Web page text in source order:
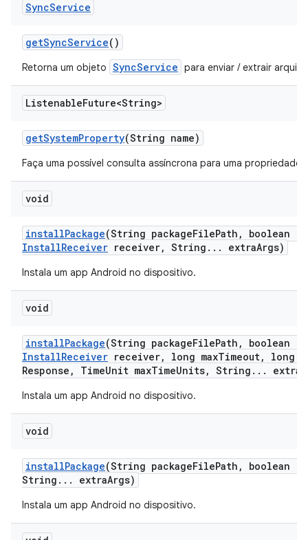
SyncService
getSyncService()
Retorna um objeto SyncService para enviar / extrair
ListenableFuture<String>
getSystemProperty(String name)
Faça uma possível consulta assíncrona para uma propriedade
void
installPackage(String packageFilePath ,
boolean
InstallReceiver receiver, String . . . extraArgs)
Instala um app Android no dispositivo.
void
installPackage(String packageFilePath ,
boolean
InstallReceiver receiver, long maxTimeout,
long
Response , TimeUnit maxTimeUnits, String . . . extra
Instala um app Android no dispositivo.
void
installPackage(String packageFilePath ,
boolean
String . . . extraArgs)
Instala um app Android no dispositivo.